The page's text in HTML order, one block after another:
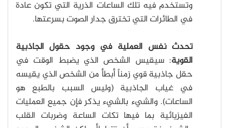
وتستخدم فيه تلك الساعات الذرية التي تكون عادة
في الطائرات التي تخترق جدار الصوت بسرعتها.
تحدث نفس العملية في وجود حقول الجاذبية
القوية: سيقيس الشخص الذي يضبط الوقت في
حقل جاذبية قوي زمناً أبطأ من الشخص الذي يقيسه
في غياب الجاذبية (وليس السبب بالطبع هو
الساعات). والشيء بالشيء يذكر فإن جميع العمليات
الفيزيائية بما فيها تكات الساعة وضربات القلب